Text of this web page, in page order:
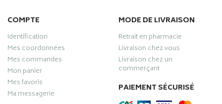
COMPTE
Identification
Mes coordonnées
Mes commandes
Mon panier
Mes favoris
Ma messagerie
MODE DE LIVRAISON
Retrait en pharmacie
Livraison chez vous
Livraison chez un
commerçant
PAIEMENT SÉCURISÉ